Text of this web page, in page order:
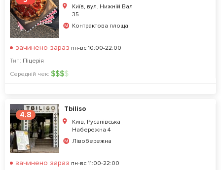
Київ, вул. Нижній Вал
35
Контрактова площа
зачинено зараз пн-вс 10:00-22:00
Тип: Піцерія
Середній чек: $$$$
4.8
Tbiliso
Київ, Русанівська
Набережна 4
Лівобережна
зачинено зараз пн-вс 11:00-22:00